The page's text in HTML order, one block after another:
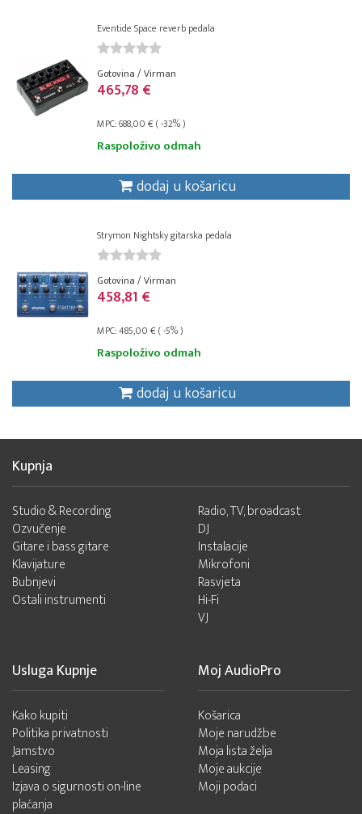
Eventide Space reverb pedala
Gotovina / Virman
465,78 €
MPC: 688,00 € ( -32% )
Raspoloživo odmah
dodaj u košaricu
Strymon Nightsky gitarska pedala
Gotovina / Virman
458,81 €
MPC: 485,00 € ( -5% )
Raspoloživo odmah
dodaj u košaricu
Kupnja
Studio & Recording
Ozvučenje
Gitare i bass gitare
Klavijature
Bubnjevi
Ostali instrumenti
Radio, TV, broadcast
DJ
Instalacije
Mikrofoni
Rasvjeta
Hi-Fi
VJ
Usluga Kupnje
Kako kupiti
Politika privatnosti
Jamstvo
Leasing
Izjava o sigurnosti on-line
plaćanja
Moj AudioPro
Košarica
Moje narudžbe
Moja lista želja
Moje aukcije
Moji podaci